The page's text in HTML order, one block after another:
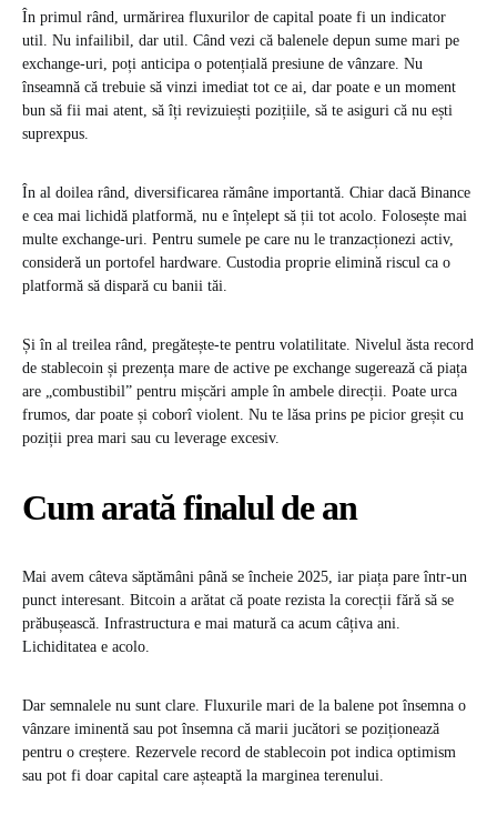
În primul rând, urmărirea fluxurilor de capital poate fi un indicator
util. Nu infailibil, dar util. Când vezi că balenele depun sume mari pe
exchange-uri, poți anticipa o potențială presiune de vânzare. Nu
înseamnă că trebuie să vinzi imediat tot ce ai, dar poate e un moment
bun să fii mai atent, să îți revizuiești pozițiile, să te asiguri că nu ești
suprexpus.
În al doilea rând, diversificarea rămâne importantă. Chiar dacă Binance
e cea mai lichidă platformă, nu e înțelept să ții tot acolo. Folosește mai
multe exchange-uri. Pentru sumele pe care nu le tranzacționezi activ,
consideră un portofel hardware. Custodia proprie elimină riscul ca o
platformă să dispară cu banii tăi.
Și în al treilea rând, pregătește-te pentru volatilitate. Nivelul ăsta record
de stablecoin și prezența mare de active pe exchange sugerează că piața
are „combustibil” pentru mișcări ample în ambele direcții. Poate urca
frumos, dar poate și coborî violent. Nu te lăsa prins pe picior greșit cu
poziții prea mari sau cu leverage excesiv.
Cum arată finalul de an
Mai avem câteva săptămâni până se încheie 2025, iar piața pare într-un
punct interesant. Bitcoin a arătat că poate rezista la corecții fără să se
prăbușească. Infrastructura e mai matură ca acum câțiva ani.
Lichiditatea e acolo.
Dar semnalele nu sunt clare. Fluxurile mari de la balene pot însemna o
vânzare iminentă sau pot însemna că marii jucători se poziționează
pentru o creștere. Rezervele record de stablecoin pot indica optimism
sau pot fi doar capital care așteaptă la marginea terenului.